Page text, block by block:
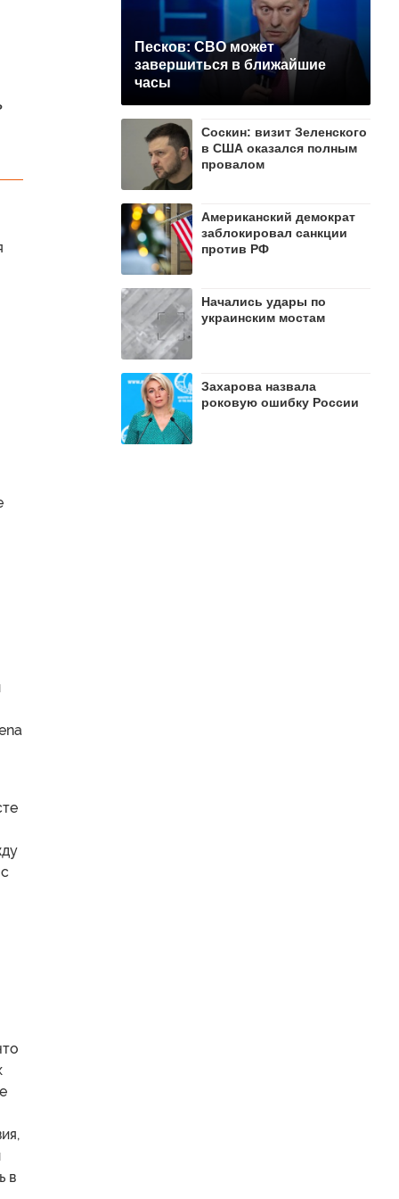
в
Песков: СВО может
завершиться в ближайшие
часы
Соскин: визит Зеленского
в США оказался полным
провалом
Американский демократ
заблокировал санкции
против РФ
Начались удары по
украинским мостам
Захарова назвала
роковую ошибку России